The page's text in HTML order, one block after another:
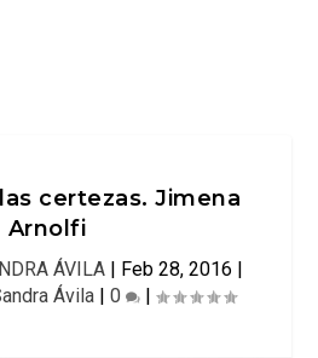
certezas. Jimena
Arnolfi
ÁVILA | Feb 28, 2016 |
Ávila | 0 |